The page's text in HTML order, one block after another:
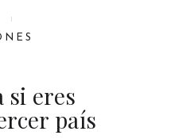
si eres
país